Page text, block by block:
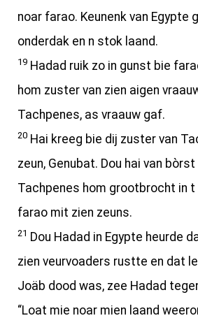
noar farao. Keunenk van Egypte
onderdak en n stok laand.
19 Hadad ruik zo in gunst bie
hom zuster van zien aigen
Tachpenes, as vraauw gaf.
20 Hai kreeg bie dij zuster van
zeun, Genubat. Dou hai van
Tachpenes hom grootbrocht in t
farao mit zien zeuns.
21 Dou Hadad in Egypte heurde
zien veurvoaders rustte en dat
Joäb dood was, zee Hadad
“Loat mie noar mien laand